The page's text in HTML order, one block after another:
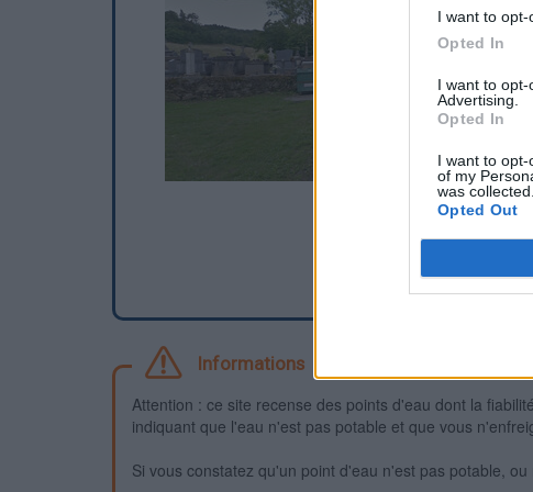
I want to opt-
Opted In
I want to
Advertising.
Opted In
I want to
of my
was collected.
Opted Out
Informations
Attention : ce site recense des points d'eau dont la
indiquant que l'eau n'est pas potable et que vous
Si vous constatez qu'un point d'eau n'est pas potable,